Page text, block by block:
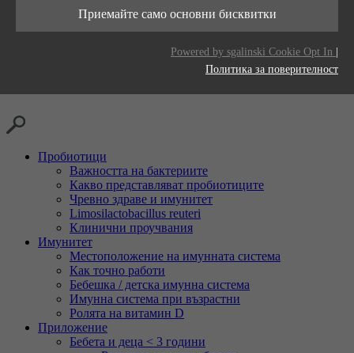
Пробиотици
Важността на бактериите
Какво представляват пробиотиците
Чревно здраве и имунитет
Limosilactobacillus reuteri
Клинични проучвания
Имунитет
Местоположение на имунната система
Как точно работи
Бебешка / детска имунна система
Имунна система при възрастни
Ролята на витамин D
Приложение
Бебета и деца < 3 години
Приемайте само основни бисквитки
Powered by sgalinski Cookie Opt In
Политика за поверителност